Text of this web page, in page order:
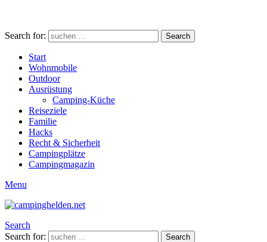
Search for: Search
Start
Wohnmobile
Outdoor
Ausrüstung
Camping-Küche
Reiseziele
Familie
Hacks
Recht & Sicherheit
Campingplätze
Campingmagazin
Menu
Search
Search for:
Search